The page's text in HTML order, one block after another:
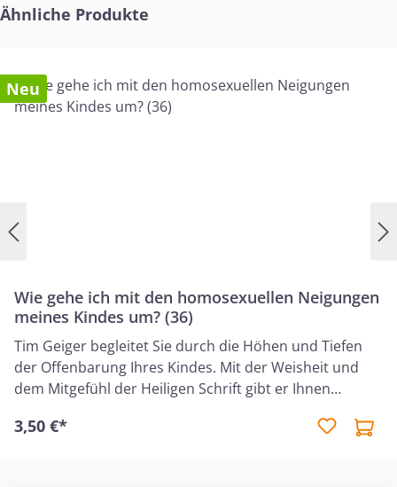
Produktgalerie überspringen
Ähnliche Produkte
Neu
Wie gehe ich mit den homosexuellen Neigungen
meines Kindes um? (36)
Tim Geiger begleitet Sie durch die Höhen und Tiefen
der Offenbarung Ihres Kindes. Mit der Weisheit und
dem Mitgefühl der Heiligen Schrift gibt er Ihnen
Herausforderungen in Ihrer Beziehung zu Ihrem Kind
3,50 €*